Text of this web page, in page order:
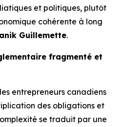
et politiques, plutôt
cohérente à long
Guillemette.
fragmenté et
entrepreneurs canadiens
des obligations et
se traduit par une